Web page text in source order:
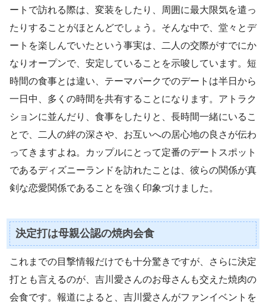
ートで訪れる際は、変装をしたり、周囲に最大限気を遣っ
たりすることがほとんどでしょう。そんな中で、堂々とデ
ートを楽しんでいたという事実は、二人の交際がすでにか
なりオープンで、安定していることを示唆しています。短
時間の食事とは違い、テーマパークでのデートは半日から
一日中、多くの時間を共有することになります。アトラク
ションに並んだり、食事をしたりと、長時間一緒にいるこ
とで、二人の絆の深さや、お互いへの居心地の良さが伝わ
ってきますよね。カップルにとって定番のデートスポット
であるディズニーランドを訪れたことは、彼らの関係が真
剣な恋愛関係であることを強く印象づけました。
決定打は母親公認の焼肉会食
これまでの目撃情報だけでも十分驚きですが、さらに決定
打とも言えるのが、吉川愛さんのお母さんも交えた焼肉の
会食です。報道によると、吉川愛さんがファンイベントを